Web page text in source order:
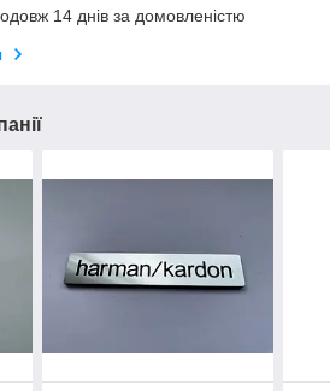
14 днів за домовленістю